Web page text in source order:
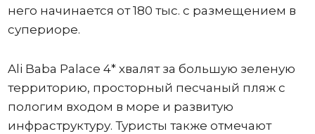
него начинается от 180 тыс. с размещением в
супериоре.
Ali Baba Palace 4* хвалят за большую зеленую
территорию, просторный песчаный пляж с
пологим входом в море и развитую
инфраструктуру. Туристы также отмечают